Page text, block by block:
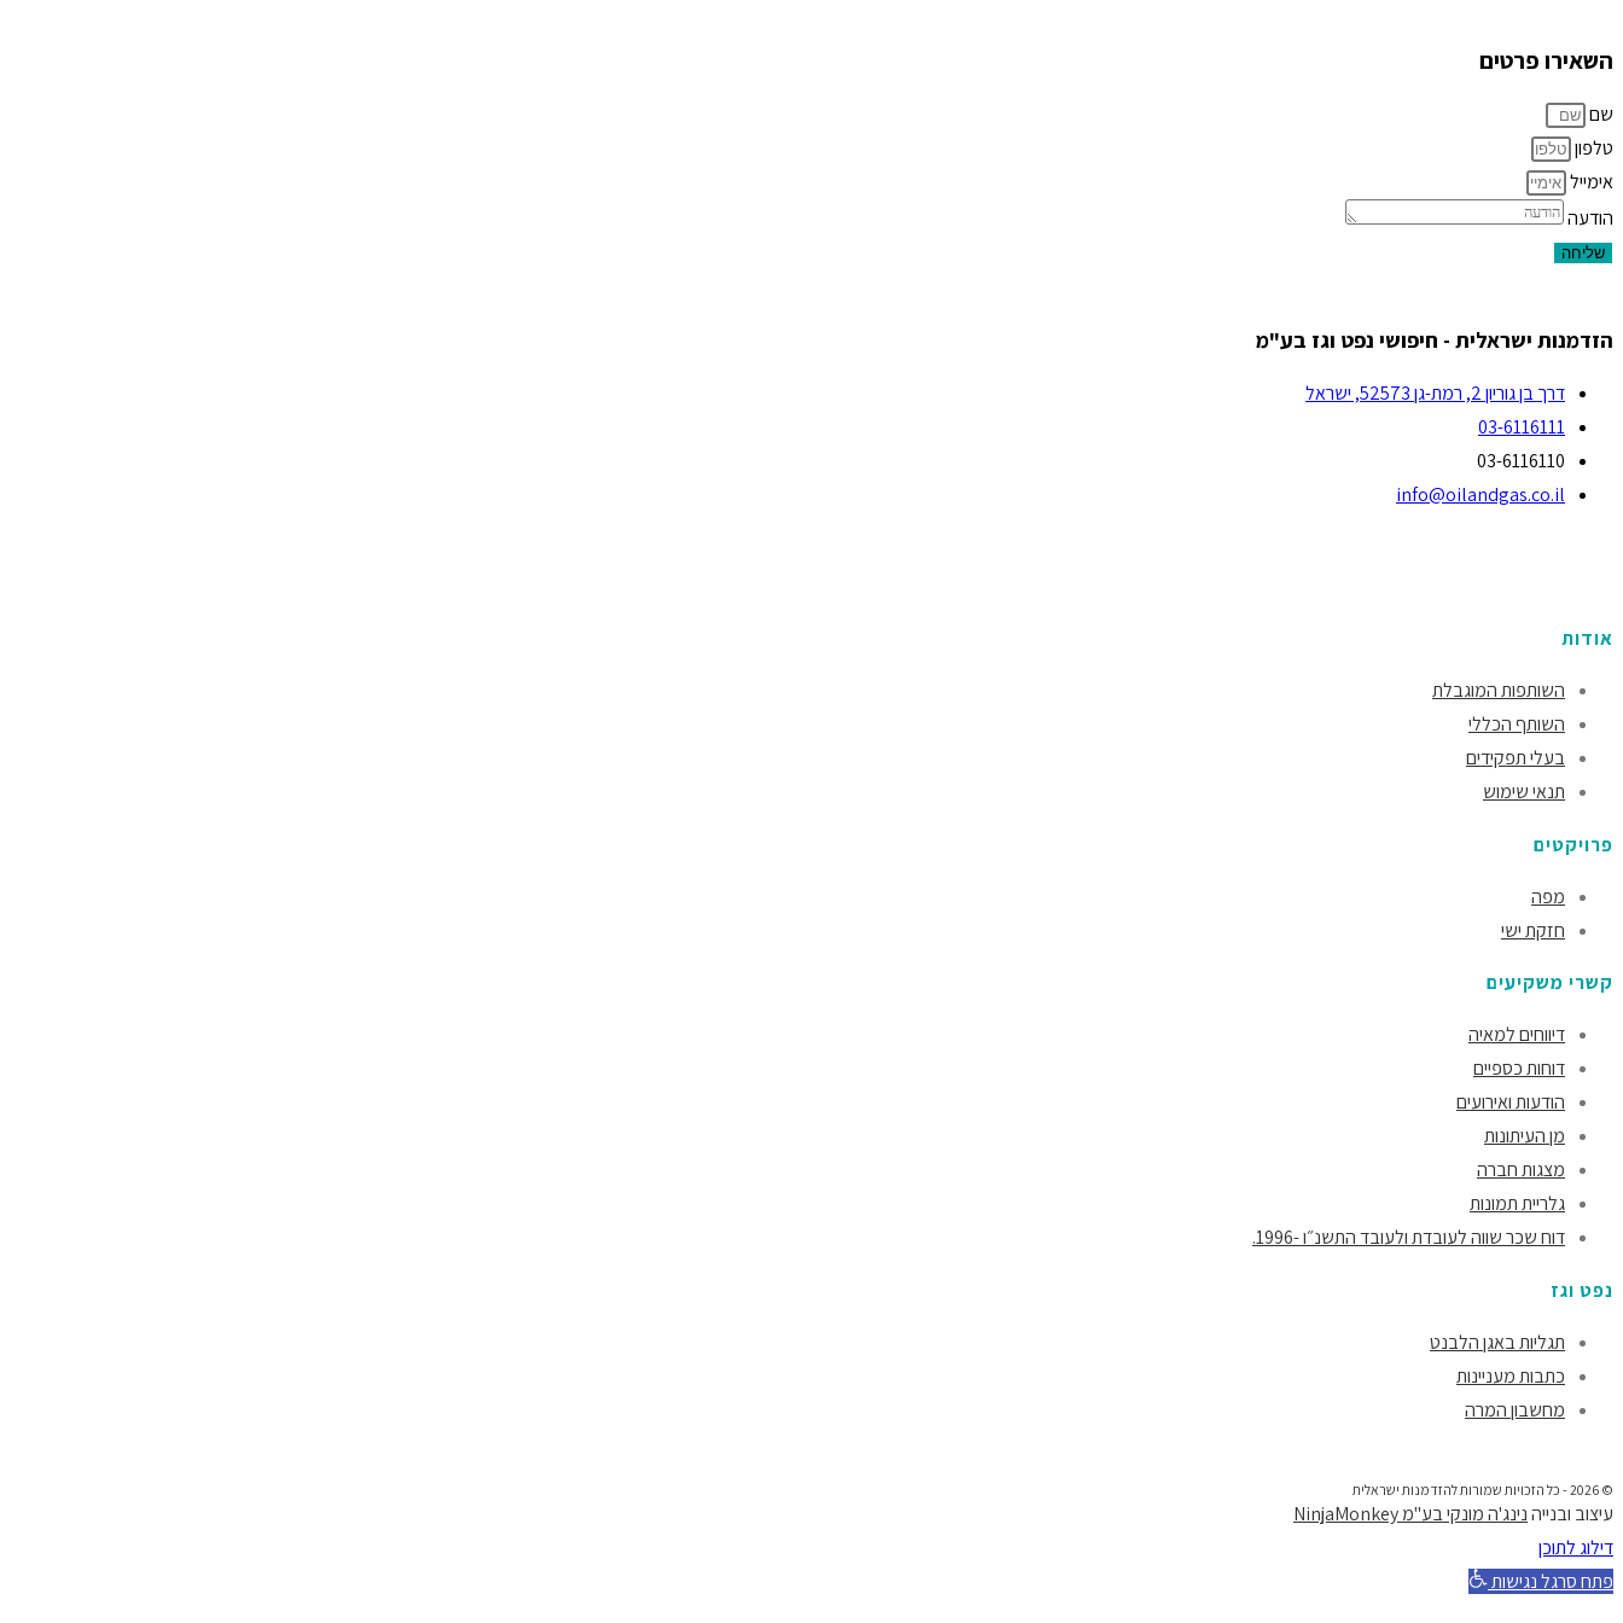
השאירו פרטים
שם
טלפון
אימייל
הודעה
שליחה
הזדמנות ישראלית - חיפושי נפט וגז בע"מ
דרך בן גוריון 2, רמת-גן 52573, ישראל
03-6116111
03-6116110
info@oilandgas.co.il
אודות
השותפות המוגבלת
השותף הכללי
בעלי תפקידים
תנאי שימוש
פרויקטים
מפה
חזקת ישי
קשרי משקיעים
דיווחים למאיה
דוחות כספיים
הודעות ואירועים
מן העיתונות
מצגות חברה
גלריית תמונות
דוח שכר שווה לעובדת ולעובד התשנ״ו -1996.
נפט וגז
תגליות באגן הלבנט
כתבות מעניינות
מחשבון המרה
© 2026 - כל הזכויות שמורות להזדמנות ישראלית
עיצוב ובנייהנינג'ה מונקי בע"מ NinjaMonkey
דילוג לתוכן
פתח סרגל נגישות